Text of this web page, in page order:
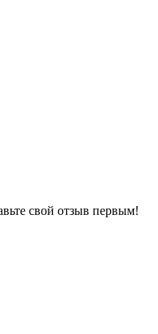
свой отзыв первым!